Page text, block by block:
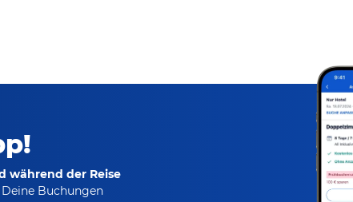
während der Reise
Buchungen